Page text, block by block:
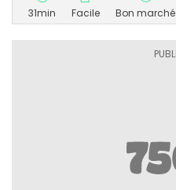
31min Facile Bon marché